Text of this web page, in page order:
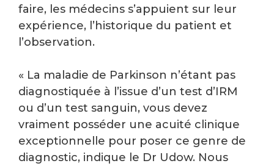
faire, les médecins s’appuient sur leur
expérience, l’historique du patient et
l’observation.
« La maladie de Parkinson n’étant pas
diagnostiquée à l’issue d’un test d’IRM
ou d’un test sanguin, vous devez
vraiment posséder une acuité clinique
exceptionnelle pour poser ce genre de
diagnostic, indique le Dr Udow. Nous